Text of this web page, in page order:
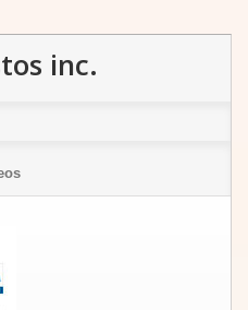
inc.